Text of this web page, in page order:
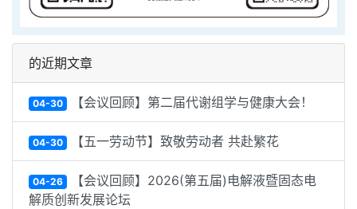
的近期文章
04-30 【会议回顾】第二届代谢组学与健康大会！
04-30 【五一劳动节】致敬劳动者 共赴繁花
04-26 【会议回顾】2026(第五届)电解液暨固态电
解质创新发展论坛